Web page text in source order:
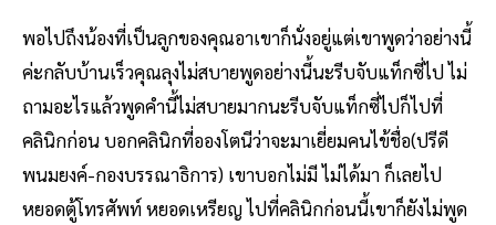
พอไปถึงน้องที่เป็นลูกของคุณอาเขาก็นั่งอยู่แต่เขาพูดว่าอย่างนี้
ค่ะกลับบ้านเร็วคุณลุงไม่สบายพูดอย่างนี้นะรีบจับแท็กซี่ไป ไม่
ถามอะไรแล้วพูดคำนี้ไม่สบายมากนะรีบจับแท็กซี่ไปก็ไปที่
คลินิกก่อน บอกคลินิกที่อองโตนีว่าจะมาเยี่ยมคนไข้ชื่อ(ปรีดี
พนมยงค์-กองบรรณาธิการ) เขาบอกไม่มี ไม่ได้มา ก็เลยไป
หยอดตู้โทรศัพท์ หยอดเหรียญ ไปที่คลินิกก่อนนี้เขาก็ยังไม่พูด